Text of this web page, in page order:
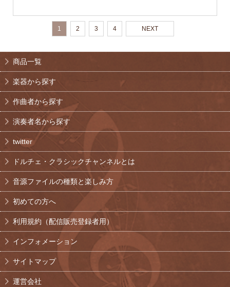
1 2 3 4 NEXT
商品一覧
楽器から探す
作曲者から探す
演奏者名から探す
twitter
ドルチェ・クラシックチャンネルとは
音源ファイルの種類と楽しみ方
初めての方へ
利用規約（配信販売登録者用）
インフォメーション
サイトマップ
運営会社